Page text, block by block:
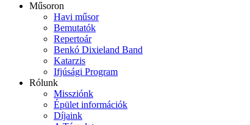
Műsoron
Havi műsor
Bemutatók
Repertoár
Benkó Dixieland Band
Katarzis
Ifjúsági Program
Rólunk
Missziónk
Épület információk
Díjaink